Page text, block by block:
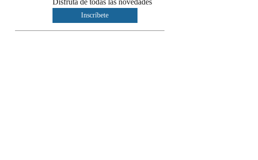
Disfruta de todas las novedades
Inscríbete